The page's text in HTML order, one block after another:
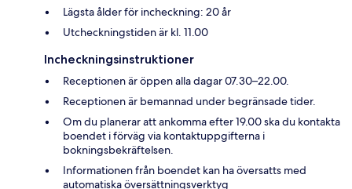
Lägsta ålder för incheckning: 20 år
Utcheckningstiden är kl. 11.00
Incheckningsinstruktioner
Receptionen är öppen alla dagar 07.30–22.00.
Receptionen är bemannad under begränsade tider.
Om du planerar att ankomma efter 19.00 ska du kontakta
boendet i förväg via kontaktuppgifterna i
bokningsbekräftelsen.
Informationen från boendet kan ha översatts med
automatiska översättningsverktyg